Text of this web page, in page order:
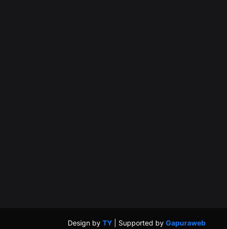
Design by TY| Supported by Gapuraweb